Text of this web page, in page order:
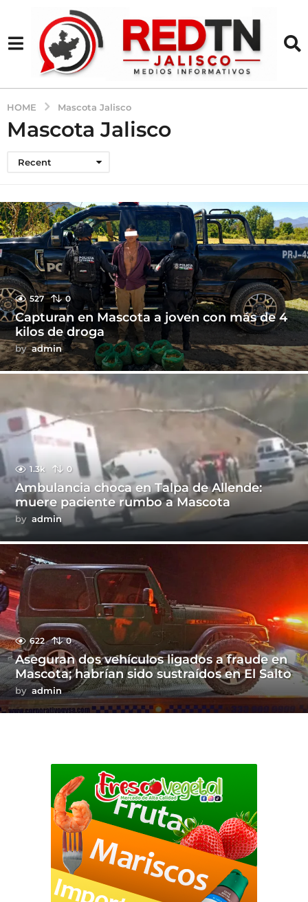
HOME Mascota Jalisco
Mascota Jalisco
Recent
527 0
Capturan en Mascota a joven con más de 4
kilos de droga
by admin
1.3k 0
Ambulancia choca en Talpa de Allende:
muere paciente rumbo a Mascota
by admin
622 0
Aseguran dos vehículos ligados a fraude en
Mascota; habrían sido sustraídos en El Salto
by admin